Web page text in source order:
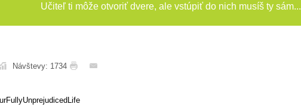
Učiteľ ti môže otvoriť dvere, ale vstúpiť do nich musíš ty sám...
Návštevy: 1734